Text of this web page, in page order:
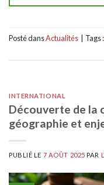
Posté dansActualités Tags :
INTERNATIONAL
Découverte de la
géographie et
PUBLIÉ LE 7 AOÛT 2025 PAR